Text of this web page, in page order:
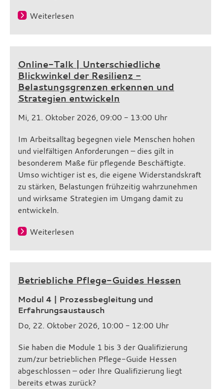
Weiterlesen
Online-Talk | Unterschiedliche
Blickwinkel der Resilienz -
Belastungsgrenzen erkennen und
Strategien entwickeln
Mi, 21. Oktober 2026, 09:00 - 13:00 Uhr
Im Arbeitsalltag begegnen viele Menschen hohen
und vielfältigen Anforderungen – dies gilt in
besonderem Maße für pflegende Beschäftigte.
Umso wichtiger ist es, die eigene Widerstandskraft
zu stärken, Belastungen frühzeitig wahrzunehmen
und wirksame Strategien im Umgang damit zu
entwickeln.
Weiterlesen
Betriebliche Pflege-Guides Hessen
Modul 4 | Prozessbegleitung und
Erfahrungsaustausch
Do, 22. Oktober 2026, 10:00 - 12:00 Uhr
Sie haben die Module 1 bis 3 der Qualifizierung
zum/zur betrieblichen Pflege-Guide Hessen
abgeschlossen – oder Ihre Qualifizierung liegt
bereits etwas zurück?